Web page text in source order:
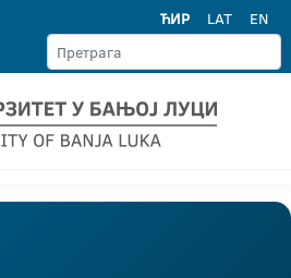
ЋИР LAT EN